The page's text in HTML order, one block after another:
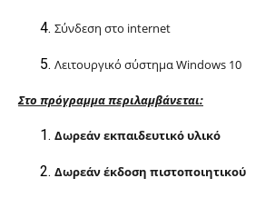
Σύνδεση στο internet
Λειτουργικό σύστημα Windows 10
Στο πρόγραμμα περιλαμβάνεται:
Δωρεάν εκπαιδευτικό υλικό
Δωρεάν έκδοση πιστοποιητικού